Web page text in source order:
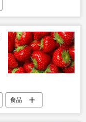
食品